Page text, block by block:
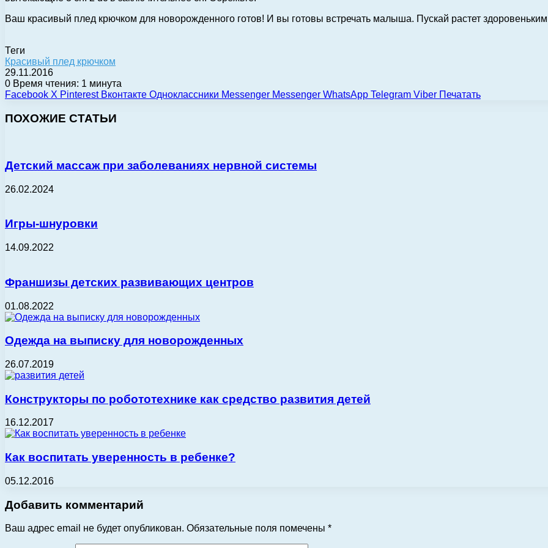
Ваш красивый плед крючком для новорожденного готов! И вы готовы встречать малыша. Пускай растет
Теги
Красивый плед крючком
29.11.2016
0 Время чтения: 1 минута
Facebook X Pinterest Вконтакте Одноклассники Messenger Messenger WhatsApp Telegram Viber Печатать
ПОХОЖИЕ СТАТЬИ
Детский массаж при заболеваниях нервной системы
26.02.2024
Игры-шнуровки
14.09.2022
Франшизы детских развивающих центров
01.08.2022
Одежда на выписку для новорожденных
26.07.2019
Конструкторы по робототехнике как средство развития детей
16.12.2017
Как воспитать уверенность в ребенке?
05.12.2016
Добавить комментарий
Ваш адрес email не будет опубликован. Обязательные поля помечены *